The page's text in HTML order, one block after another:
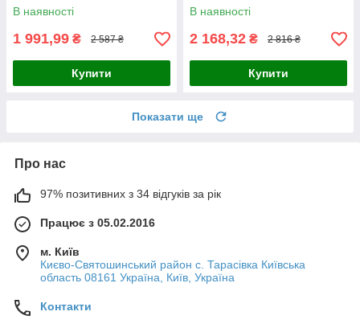
В наявності
1 991,99 ₴ 2 587 ₴
Купити
В наявності
2 168,32 ₴ 2 816 ₴
Купити
Показати ще
Про нас
97% позитивних з 34 відгуків за рік
Працює з 05.02.2016
м. Київ
Києво-Святошинський район с. Тарасівка Київська
область 08161 Україна, Київ, Україна
Контакти